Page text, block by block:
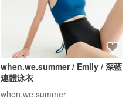
when.we.summer / Emily / 深藍
連體泳衣
when.we.summer